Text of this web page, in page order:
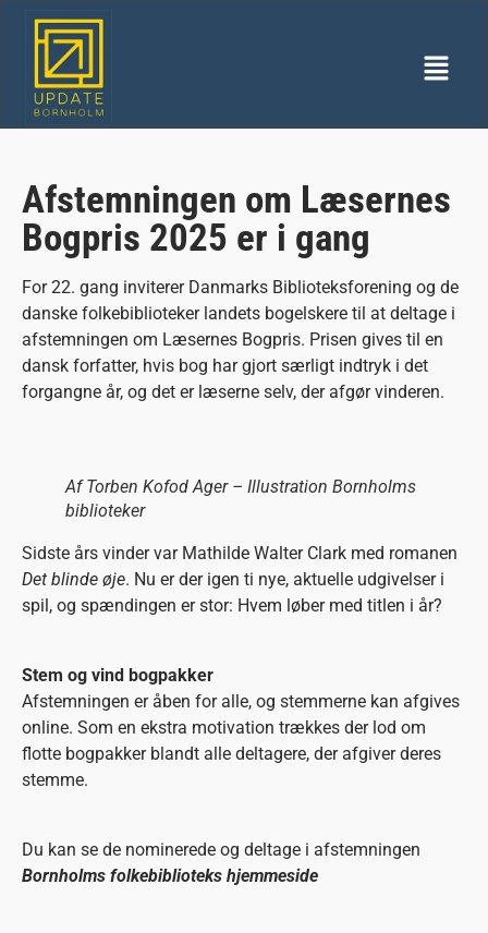
Afstemningen om Læsernes
Bogpris 2025 er i gang
For 22. gang inviterer Danmarks Biblioteksforening og de
danske folkebiblioteker landets bogelskere til at deltage i
afstemningen om Læsernes Bogpris. Prisen gives til en
dansk forfatter, hvis bog har gjort særligt indtryk i det
forgangne år, og det er læserne selv, der afgør vinderen.
Af Torben Kofod Ager – Illustration Bornholms
biblioteker
Sidste års vinder var Mathilde Walter Clark med romanen
Det blinde øje. Nu er der igen ti nye, aktuelle udgivelser i
spil, og spændingen er stor: Hvem løber med titlen i år?
Stem og vind bogpakker
Afstemningen er åben for alle, og stemmerne kan afgives
online. Som en ekstra motivation trækkes der lod om
flotte bogpakker blandt alle deltagere, der afgiver deres
stemme.
Du kan se de nominerede og deltage i afstemningen
Bornholms folkebiblioteks hjemmeside